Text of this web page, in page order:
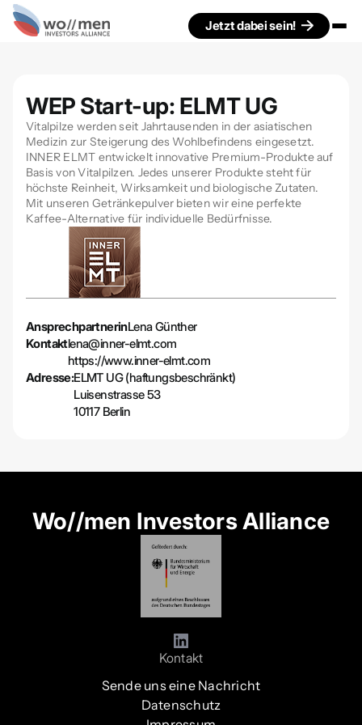
Jetzt dabei sein!
WEP Start-up: ELMT UG
Vitalpilze werden seit Jahrtausenden in der asiatischen
Medizin zur Steigerung des Wohlbefindens eingesetzt.
INNER ELMT entwickelt innovative Premium-Produkte auf
Basis von Vitalpilzen. Jedes unserer Produkte steht für
höchste Reinheit, Wirksamkeit und biologische Zutaten.
Mit unseren Getränkepulver bieten wir eine perfekte
Kaffee-Alternative für individuelle Bedürfnisse.
AnsprechpartnerinLena Günther
Kontaktlena@inner-elmt.com
https://www.inner-elmt.com
Adresse:ELMT UG (haftungsbeschränkt)
Luisenstrasse 53
10117 Berlin
Wo//men Investors Alliance
Kontakt
Sende uns eine Nachricht
Datenschutz